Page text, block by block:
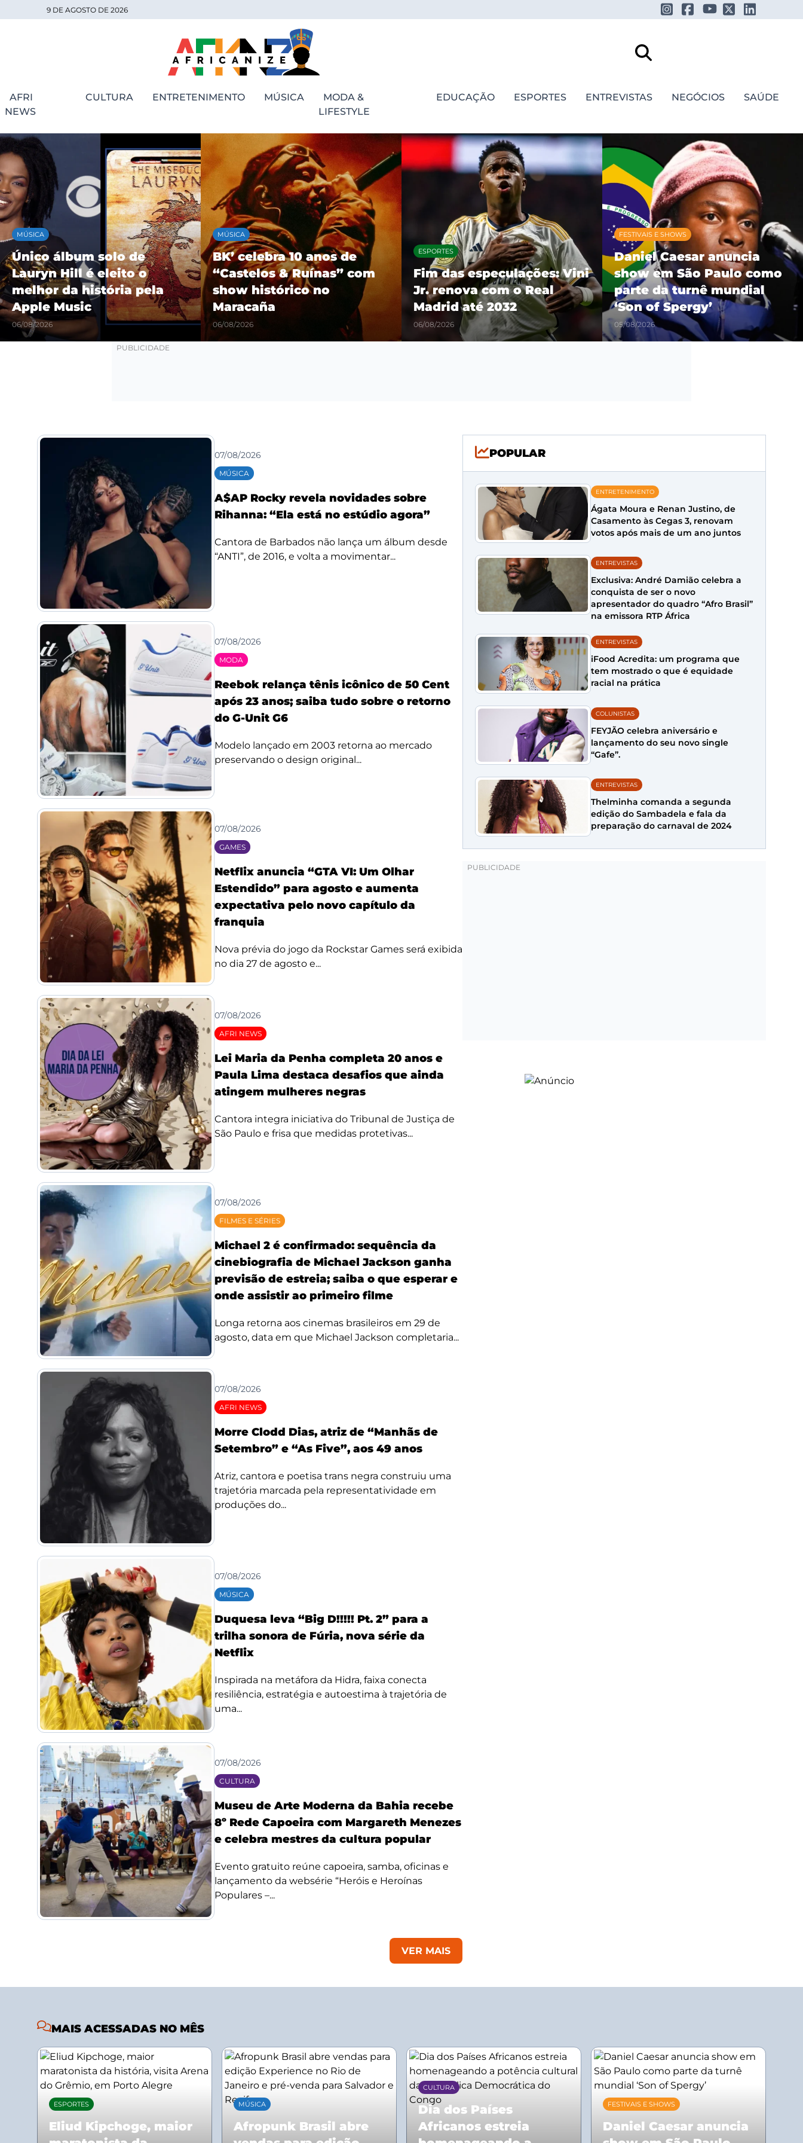
9 DE AGOSTO DE 2026
AFRI
NEWS
CULTURA ENTRETENIMENTO MÚSICA
MODA &
LIFESTYLE
EDUCAÇÃO ESPORTES ENTREVISTAS NEGÓCIOS SAÚDE
MÚSICA
Único álbum solo de
Lauryn Hill é eleito o
melhor da história pela
Apple Music
06/08/2026
MÚSICA
BK’ celebra 10 anos de
“Castelos & Ruínas” com
show histórico no
Maracaña
06/08/2026
ESPORTES
Fim das especulações: Vini
Jr. renova com o Real
Madrid até 2032
06/08/2026
FESTIVAIS E SHOWS
Daniel Caesar anuncia
show em São Paulo como
parte da turnê mundial
‘Son of Spergy’
05/08/2026
07/08/2026
MÚSICA
A$AP Rocky revela novidades sobre
Rihanna: “Ela está no estúdio agora”
Cantora de Barbados não lança um álbum desde
“ANTI”, de 2016, e volta a movimentar...
07/08/2026
MODA
Reebok relança tênis icônico de 50 Cent
após 23 anos; saiba tudo sobre o retorno
do G-Unit G6
Modelo lançado em 2003 retorna ao mercado
preservando o design original...
07/08/2026
GAMES
Netflix anuncia “GTA VI: Um Olhar
Estendido” para agosto e aumenta
expectativa pelo novo capítulo da
franquia
Nova prévia do jogo da Rockstar Games será exibida
no dia 27 de agosto e...
07/08/2026
AFRI NEWS
Lei Maria da Penha completa 20 anos e
Paula Lima destaca desafios que ainda
atingem mulheres negras
Cantora integra iniciativa do Tribunal de Justiça de
São Paulo e frisa que medidas protetivas...
07/08/2026
FILMES E SÉRIES
Michael 2 é confirmado: sequência da
cinebiografia de Michael Jackson ganha
previsão de estreia; saiba o que esperar e
onde assistir ao primeiro filme
Longa retorna aos cinemas brasileiros em 29 de
agosto, data em que Michael Jackson completaria...
07/08/2026
AFRI NEWS
Morre Clodd Dias, atriz de “Manhãs de
Setembro” e “As Five”, aos 49 anos
Atriz, cantora e poetisa trans negra construiu uma
trajetória marcada pela representatividade em
produções do...
07/08/2026
MÚSICA
Duquesa leva “Big D!!!!! Pt. 2” para a
trilha sonora de Fúria, nova série da
Netflix
Inspirada na metáfora da Hidra, faixa conecta
resiliência, estratégia e autoestima à trajetória de
uma...
07/08/2026
CULTURA
Museu de Arte Moderna da Bahia recebe
8º Rede Capoeira com Margareth Menezes
e celebra mestres da cultura popular
Evento gratuito reúne capoeira, samba, oficinas e
lançamento da websérie “Heróis e Heroínas
Populares –...
VER MAIS
POPULAR
ENTRETENIMENTO
Ágata Moura e Renan Justino, de
Casamento às Cegas 3, renovam
votos após mais de um ano juntos
ENTREVISTAS
Exclusiva: André Damião celebra a
conquista de ser o novo
apresentador do quadro “Afro Brasil”
na emissora RTP África
ENTREVISTAS
iFood Acredita: um programa que
tem mostrado o que é equidade
racial na prática
COLUNISTAS
FEYJÃO celebra aniversário e
lançamento do seu novo single
“Gafe”.
ENTREVISTAS
Thelminha comanda a segunda
edição do Sambadela e fala da
preparação do carnaval de 2024
MAIS ACESSADAS NO MÊS
ESPORTES
Eliud Kipchoge, maior
MÚSICA
Afropunk Brasil abre
CULTURA
Dia dos Países
Africanos estreia
FESTIVAIS E SHOWS
Daniel Caesar anuncia